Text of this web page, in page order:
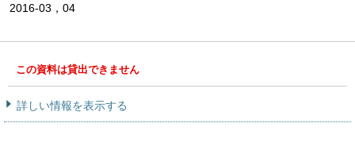
2016-03，04
この資料は貸出できません
詳しい情報を表示する